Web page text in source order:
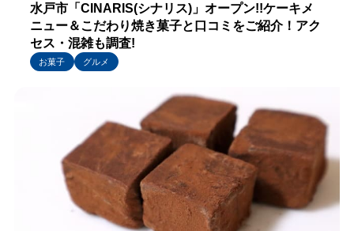
水戸市「CINARIS(シナリス)」オープン!!ケーキメ
ニュー＆こだわり焼き菓子と口コミをご紹介！アク
セス・混雑も調査!
お菓子 グルメ